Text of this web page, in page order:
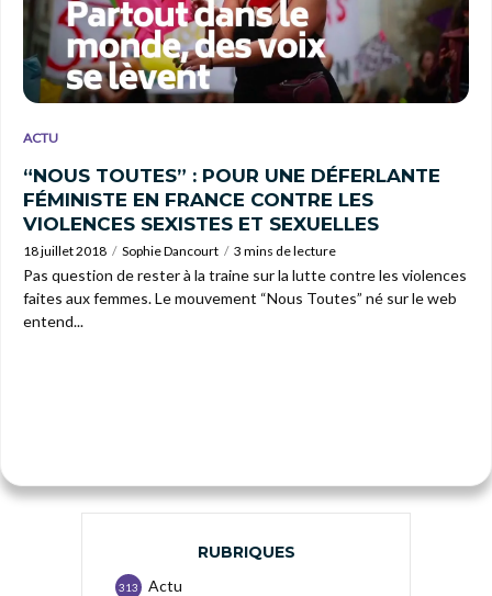
ACTU
“NOUS TOUTES” : POUR UNE DÉFERLANTE
FÉMINISTE EN FRANCE CONTRE LES
VIOLENCES SEXISTES ET SEXUELLES
18 juillet 2018 Sophie Dancourt 3 mins de lecture
Pas question de rester à la traine sur la lutte contre les violences
faites aux femmes. Le mouvement “Nous Toutes” né sur le web
entend...
RUBRIQUES
Actu
313